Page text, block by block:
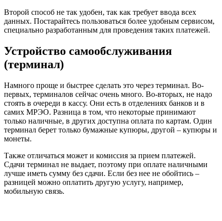
Второй способ не так удобен, так как требует ввода всех
данных. Постарайтесь пользоваться более удобным сервисом,
специально разработанным для проведения таких платежей.
Устройство самообслуживания
(терминал)
Намного проще и быстрее сделать это через терминал. Во-
первых, терминалов сейчас очень много. Во-вторых, не надо
стоять в очереди в кассу. Они есть в отделениях банков и в
самих МРЭО. Разница в том, что некоторые принимают
только наличные, в других доступна оплата по картам. Один
терминал берет только бумажные купюры, другой – купюры и
монеты.
Также отличаться может и комиссия за прием платежей.
Сдачи терминал не выдает, поэтому при оплате наличными
лучше иметь сумму без сдачи. Если без нее не обойтись –
разницей можно оплатить другую услугу, например,
мобильную связь.